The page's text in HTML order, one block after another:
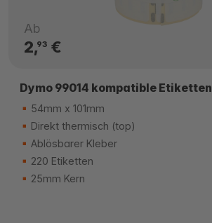
Ab
2,93€
Dymo 99014 kompatible Etiketten
54mm x 101mm
Direkt thermisch (top)
Ablösbarer Kleber
220 Etiketten
25mm Kern